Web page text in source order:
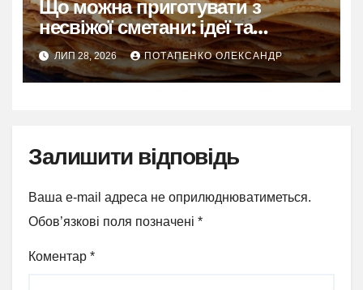
Що можна приготувати з
несвіжої сметани: ідеї та
рецепти
ЛИП 28, 2026 ПОТАПЕНКО ОЛЕКСАНДР
Залишити відповідь
Ваша e-mail адреса не оприлюднюватиметься.
Обов’язкові поля позначені *
Коментар *